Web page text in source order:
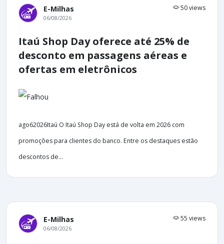
E-Milhas 50 views
06/08/2026
Itaú Shop Day oferece até 25% de
desconto em passagens aéreas e
ofertas em eletrônicos
ago62026Itaú O Itaú Shop Day está de volta em 2026 com
promoções para clientes do banco. Entre os destaques estão
descontos de...
E-Milhas 55 views
06/08/2026